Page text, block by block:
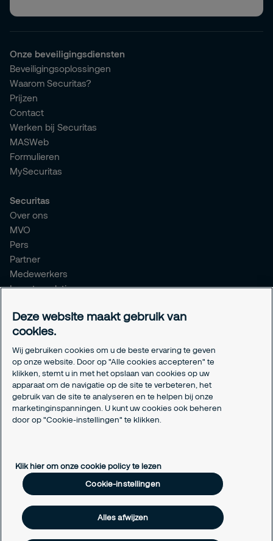
Onze beveiligingsdiensten
Beveiligingsoplossingen
Waarom Securitas?
Prijzen
Contact
Werken bij Securitas
MASWeb
Formulieren
MySecuritas
Securitas
Over ons
MVO
Pers
Partner
Medewerkers
Investor relations
Certificeringen
Aanmeldformulieren installatiepartners
Juridisch
Privacyverklaring
Algemene voorwaarden
Responsible disclosure
Cookie-instellingen
Deze website maakt gebruik van
cookies.
Wij gebruiken cookies om u de beste ervaring te geven
op onze website. Door op "Alle cookies accepteren" te
klikken, stemt u in met het opslaan van cookies op uw
apparaat om de navigatie op de site te verbeteren, het
gebruik van de site te analyseren en te helpen bij onze
marketinginspanningen. U kunt uw cookies ook beheren
door op "Cookie-instellingen" te klikken.
Klik hier om onze cookie policy te lezen
Cookie-instellingen
Alles afwijzen